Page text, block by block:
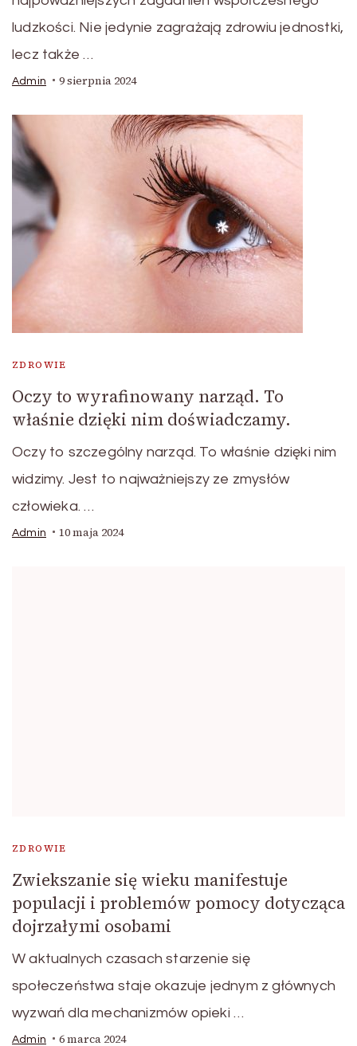
ludzkości. Nie jedynie zagrażają zdrowiu jednostki,
lecz także …
Admin 9 sierpnia 2024
ZDROWIE
Oczy to wyrafinowany narząd. To
właśnie dzięki nim doświadczamy.
Oczy to szczególny narząd. To właśnie dzięki nim
widzimy. Jest to najważniejszy ze zmysłów
człowieka. …
Admin 10 maja 2024
ZDROWIE
Zwiekszanie się wieku manifestuje
populacji i problemów pomocy dotycząca
dojrzałymi osobami
W aktualnych czasach starzenie się
społeczeństwa staje okazuje jednym z głównych
wyzwań dla mechanizmów opieki …
Admin 6 marca 2024